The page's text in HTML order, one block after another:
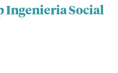
Ingenieria Social